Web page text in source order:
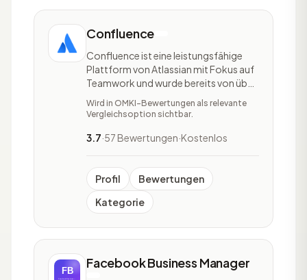
Confluence
Confluence ist eine leistungsfähige
Plattform von Atlassian mit Fokus auf
Teamwork und wurde bereits von über
40.000 Teams eingesetzt. Die
kommerzielle Wiki-Software, die vom
entwickelt und als Enterprise Wiki
und Kommunikation
Wird in OMKI-Bewertungen als relevante
Vergleichsoption sichtbar.
3.7·57 Bewertungen·Kostenlos
Profil
Bewertungen
Kategorie
Facebook Business Manager